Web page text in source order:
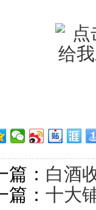
篇： 白酒
篇： 十大